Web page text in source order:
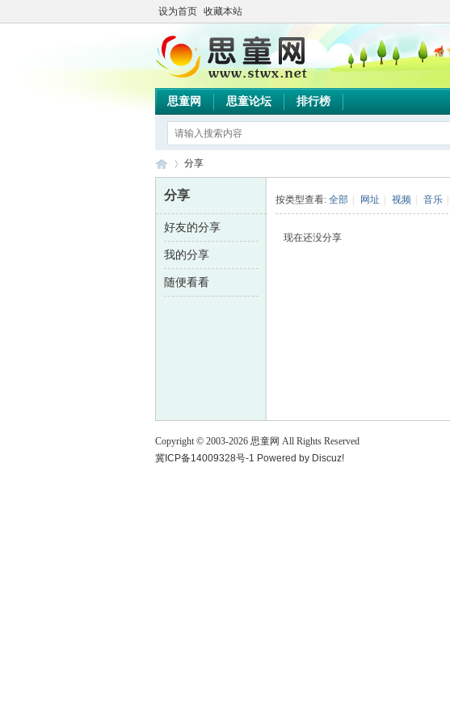
设为首页 收藏本站
思童网 思童论坛 排行榜
思 ›
分享
分享
好友的分享
我的分享
随便看看
按类型查看: 全部 网址 视频 音乐
现在还没分享
Copyright © 2003-2026 思童网 All Rights Reserved
冀ICP备14009328号-1 Powered by Discuz!